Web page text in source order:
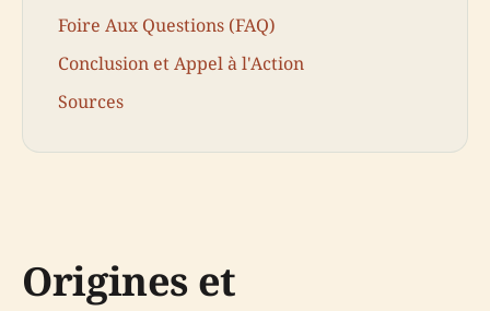
Foire Aux Questions (FAQ)
Conclusion et Appel à l'Action
Sources
Origines et